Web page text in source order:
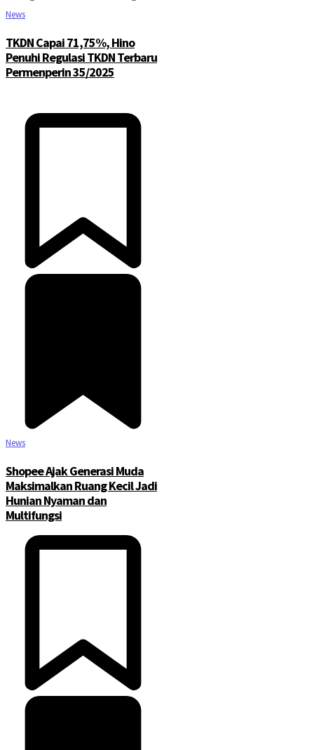
News
TKDN Capai 71,75%, Hino
Penuhi Regulasi TKDN Terbaru
Permenperin 35/2025
News
Shopee Ajak Generasi Muda
Maksimalkan Ruang Kecil Jadi
Hunian Nyaman dan
Multifungsi